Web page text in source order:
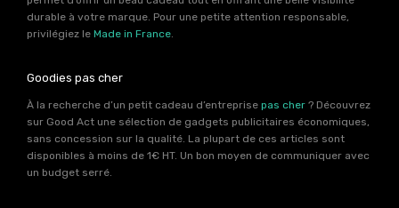
durable à votre marque. Pour une petite attention responsable,
privilégiez le Made in France.
Goodies pas cher
À la recherche d’un petit cadeau d’entreprise pas cher ? Découvrez
sur Good Act une sélection de gadgets publicitaires économiques,
sans concession sur la qualité. La plupart de ces articles sont
disponibles à moins de 1€ HT. Un bon moyen de communiquer avec
un budget serré.